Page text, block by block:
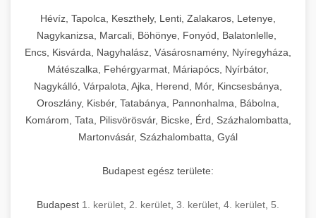
Hévíz, Tapolca, Keszthely, Lenti, Zalakaros, Letenye,
Nagykanizsa, Marcali, Böhönye, Fonyód, Balatonlelle,
Encs, Kisvárda, Nagyhalász, Vásárosnamény, Nyíregyháza,
Mátészalka, Fehérgyarmat, Máriapócs, Nyírbátor,
Nagykálló, Várpalota, Ajka, Herend, Mór, Kincsesbánya,
Oroszlány, Kisbér, Tatabánya, Pannonhalma, Bábolna,
Komárom, Tata, Pilisvörösvár, Bicske, Érd, Százhalombatta,
Martonvásár, Százhalombatta, Gyál
Budapest egész területe:
Budapest 1. kerület 2. kerület 3. kerület 4. kerület 5.